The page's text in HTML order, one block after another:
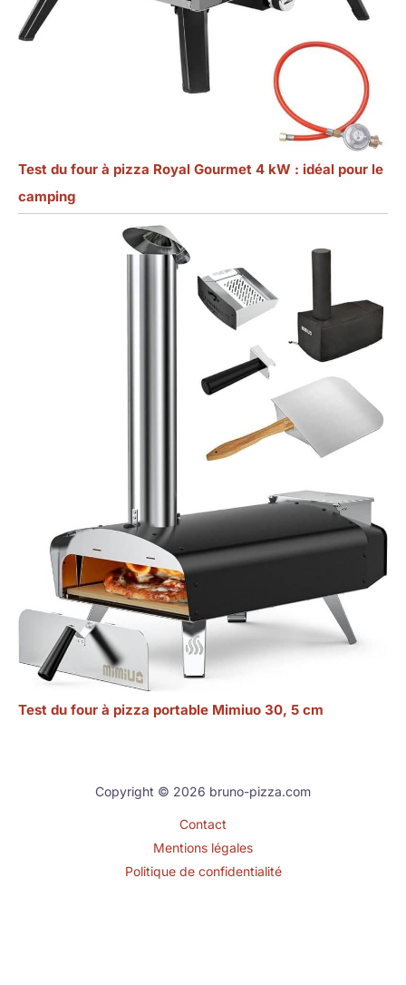
Test du four à pizza Royal Gourmet 4 kW : idéal pour le
camping
Test du four à pizza portable Mimiuo 30, 5 cm
Copyright © 2026 bruno-pizza.com
Contact
Mentions légales
Politique de confidentialité